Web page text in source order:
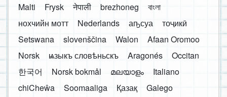
Malti
Frysk नेपाली brezhoneg
বাংলা
нохчийн мотт
Nederlands аҧсуа
тоҷикӣ
Setswana
slovenščina Walon
Afaan Oromoo
Norsk
ѩзыкъ словѣньскъ Aragonés
Occitan
한국어
Norsk bokmål മലയാളം
Italiano
chiCheŵa
Soomaaliga Қазақ
Galego